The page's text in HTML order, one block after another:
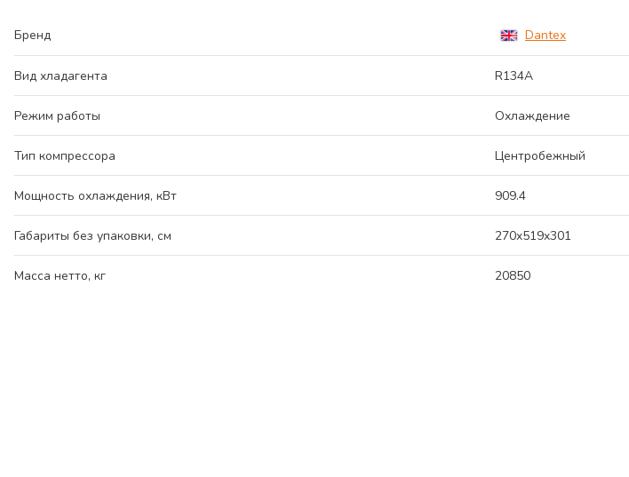
Бренд Dantex
Вид хладагента R134A
Режим работы Охлаждение
Тип компрессора Центробежный
Мощность охлаждения, кВт 909.4
Габариты без упаковки, см 270x519x301
Масса нетто, кг 20850